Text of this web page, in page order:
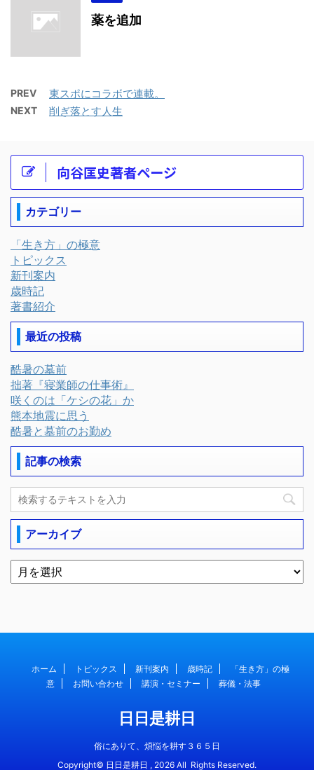
薬を追加
PREV 東スポにコラボで連載。
NEXT 削ぎ落とす人生
向谷匡史著者ページ
カテゴリー
「生き方」の極意
トピックス
新刊案内
歳時記
著書紹介
最近の投稿
酷暑の墓前
拙著『寝業師の仕事術』
咲くのは「ケシの花」か
熊本地震に思う
酷暑と墓前のお勤め
記事の検索
アーカイブ
ホーム トピックス 新刊案内 歳時記
「生き方」の極
意
お問い合わせ 講演・セミナー 葬儀・法事
日日是耕日
俗にありて、煩悩を耕す３６５日
Copyright© 日日是耕日 , 2026 All Rights Reserved.